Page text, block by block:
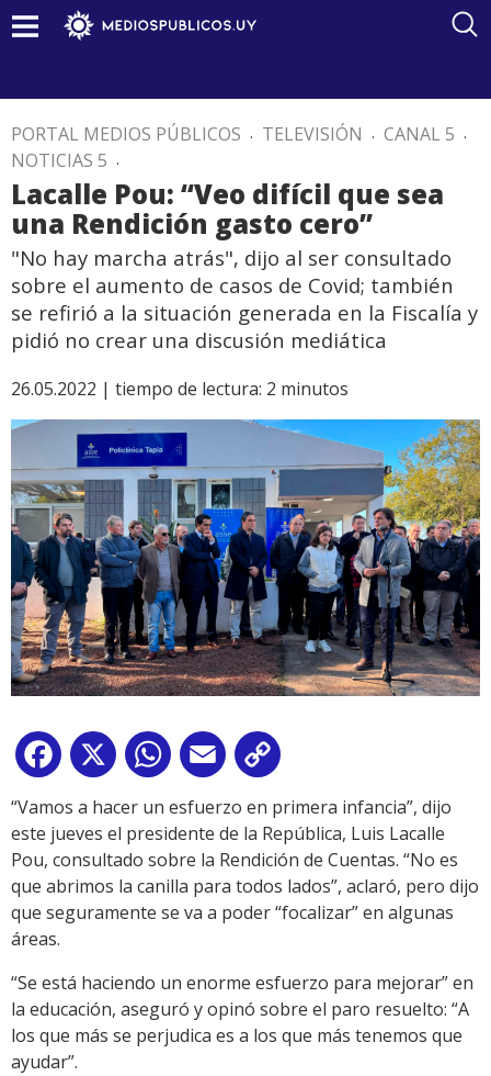
PORTAL MEDIOS PÚBLICOS . TELEVISIÓN . CANAL 5 .
NOTICIAS 5 .
Lacalle Pou: “Veo difícil que sea
una Rendición gasto cero”
"No hay marcha atrás", dijo al ser consultado
sobre el aumento de casos de Covid; también
se refirió a la situación generada en la Fiscalía y
pidió no crear una discusión mediática
26.05.2022 | tiempo de lectura: 2 minutos
Facebook
X WhatsApp
Email
Link
“Vamos a hacer un esfuerzo en primera infancia”, dijo
este jueves el presidente de la República, Luis Lacalle
Pou, consultado sobre la Rendición de Cuentas. “No es
que abrimos la canilla para todos lados”, aclaró, pero dijo
que seguramente se va a poder “focalizar” en algunas
áreas.
“Se está haciendo un enorme esfuerzo para mejorar” en
la educación, aseguró y opinó sobre el paro resuelto: “A
los que más se perjudica es a los que más tenemos que
ayudar”.